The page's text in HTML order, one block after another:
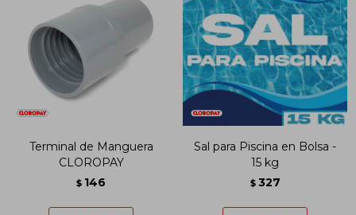
Terminal de Manguera
CLOROPAY
$ 146
Sal para Piscina en Bolsa -
15 kg
$ 327